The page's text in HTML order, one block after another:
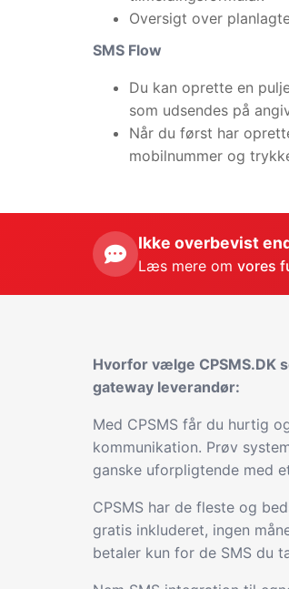
Oversigt over
SMS Flow
Du kan oprette en
som udsendes på
Når du først har
mobilnummer og
Ikke overbevist
Læs mere om vores
Hvorfor vælge CPSMS.DK
gateway leverandør:
Med CPSMS får du hurtig
kommunikation. Prøv
ganske uforpligtende med
CPSMS har de fleste og
gratis inkluderet, ingen
betaler kun for de SMS du